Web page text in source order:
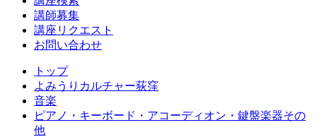
講師募集
講座リクエスト
お問い合わせ
トップ
よみうりカルチャー荻窪
音楽
ピアノ・キーボード・アコーディオン・鍵盤楽器その
他